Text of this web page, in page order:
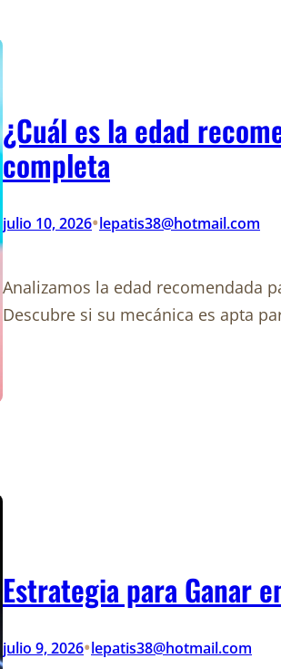
¿Cuál es la edad
completa
julio 10, 2026•lepatis38@hotmail.com
Analizamos la edad recomendada
Descubre si su mecánica es apta
Estrategia para Ganar
julio 9, 2026•lepatis38@hotmail.com